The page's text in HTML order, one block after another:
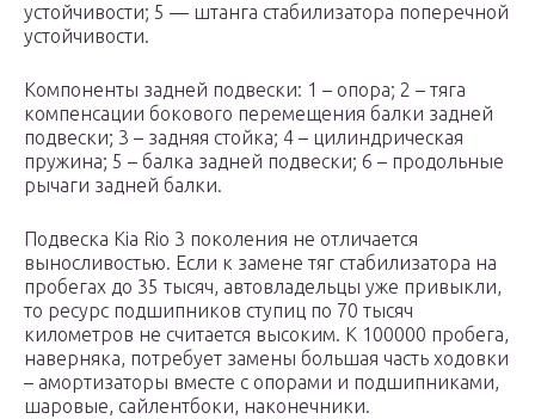
устойчивости; 5 — штанга стабилизатора поперечной
устойчивости.
Компоненты задней подвески: 1 – опора; 2 – тяга
компенсации бокового перемещения балки задней
подвески; 3 – задняя стойка; 4 – цилиндрическая
пружина; 5 – балка задней подвески; 6 – продольные
рычаги задней балки.
Подвеска Kia Rio 3 поколения не отличается
выносливостью. Если к замене тяг стабилизатора на
пробегах до 35 тысяч, автовладельцы уже привыкли,
то ресурс подшипников ступиц по 70 тысяч
километров не считается высоким. К 100000 пробега,
наверняка, потребует замены большая часть ходовки
– амортизаторы вместе с опорами и подшипниками,
шаровые, сайлентбоки, наконечники.